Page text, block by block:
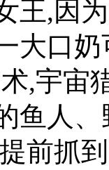
王,因
大口
,宇宙
鱼人
前抓